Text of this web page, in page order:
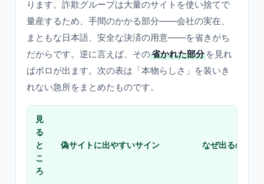
ります。詐欺グループは大量のサイトを使い捨てで
量産するため、手間のかかる部分——会社の実在、
まともな日本語、安全な決済の用意——を省きがち
だからです。逆に言えば、その省かれた部分 を見れ
ばボロが出ます。次の表は「本物らしさ」を装いき
れない急所をまとめたものです。
見
る
と
こ
ろ
偽サイトに出やすいサイン なぜ出るのか